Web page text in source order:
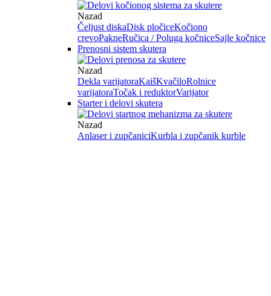
Nazad
Čeljust diskaDisk pločiceKočiono
crevoPakneRučica / Poluga kočniceSajle kočnice
Prenosni sistem skutera
Nazad
Dekla varijatoraKaišKvačiloRolnice
varijatoraTočak i reduktorVarijator
Starter i delovi skutera
Nazad
Anlaser i zupčaniciKurbla i zupčanik kurble